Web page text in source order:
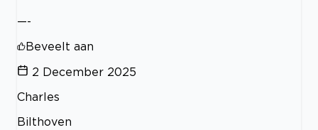
—-
Beveelt aan
2 December 2025
Charles
Bilthoven